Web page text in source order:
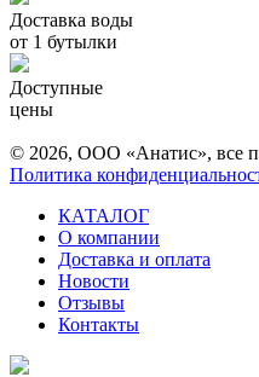
Доставка воды
от 1 бутылки
Доступные
цены
© 2026, ООО «Анатис», все
Политика
КАТАЛОГ
О компании
Доставка и оплата
Новости
Отзывы
Контакты